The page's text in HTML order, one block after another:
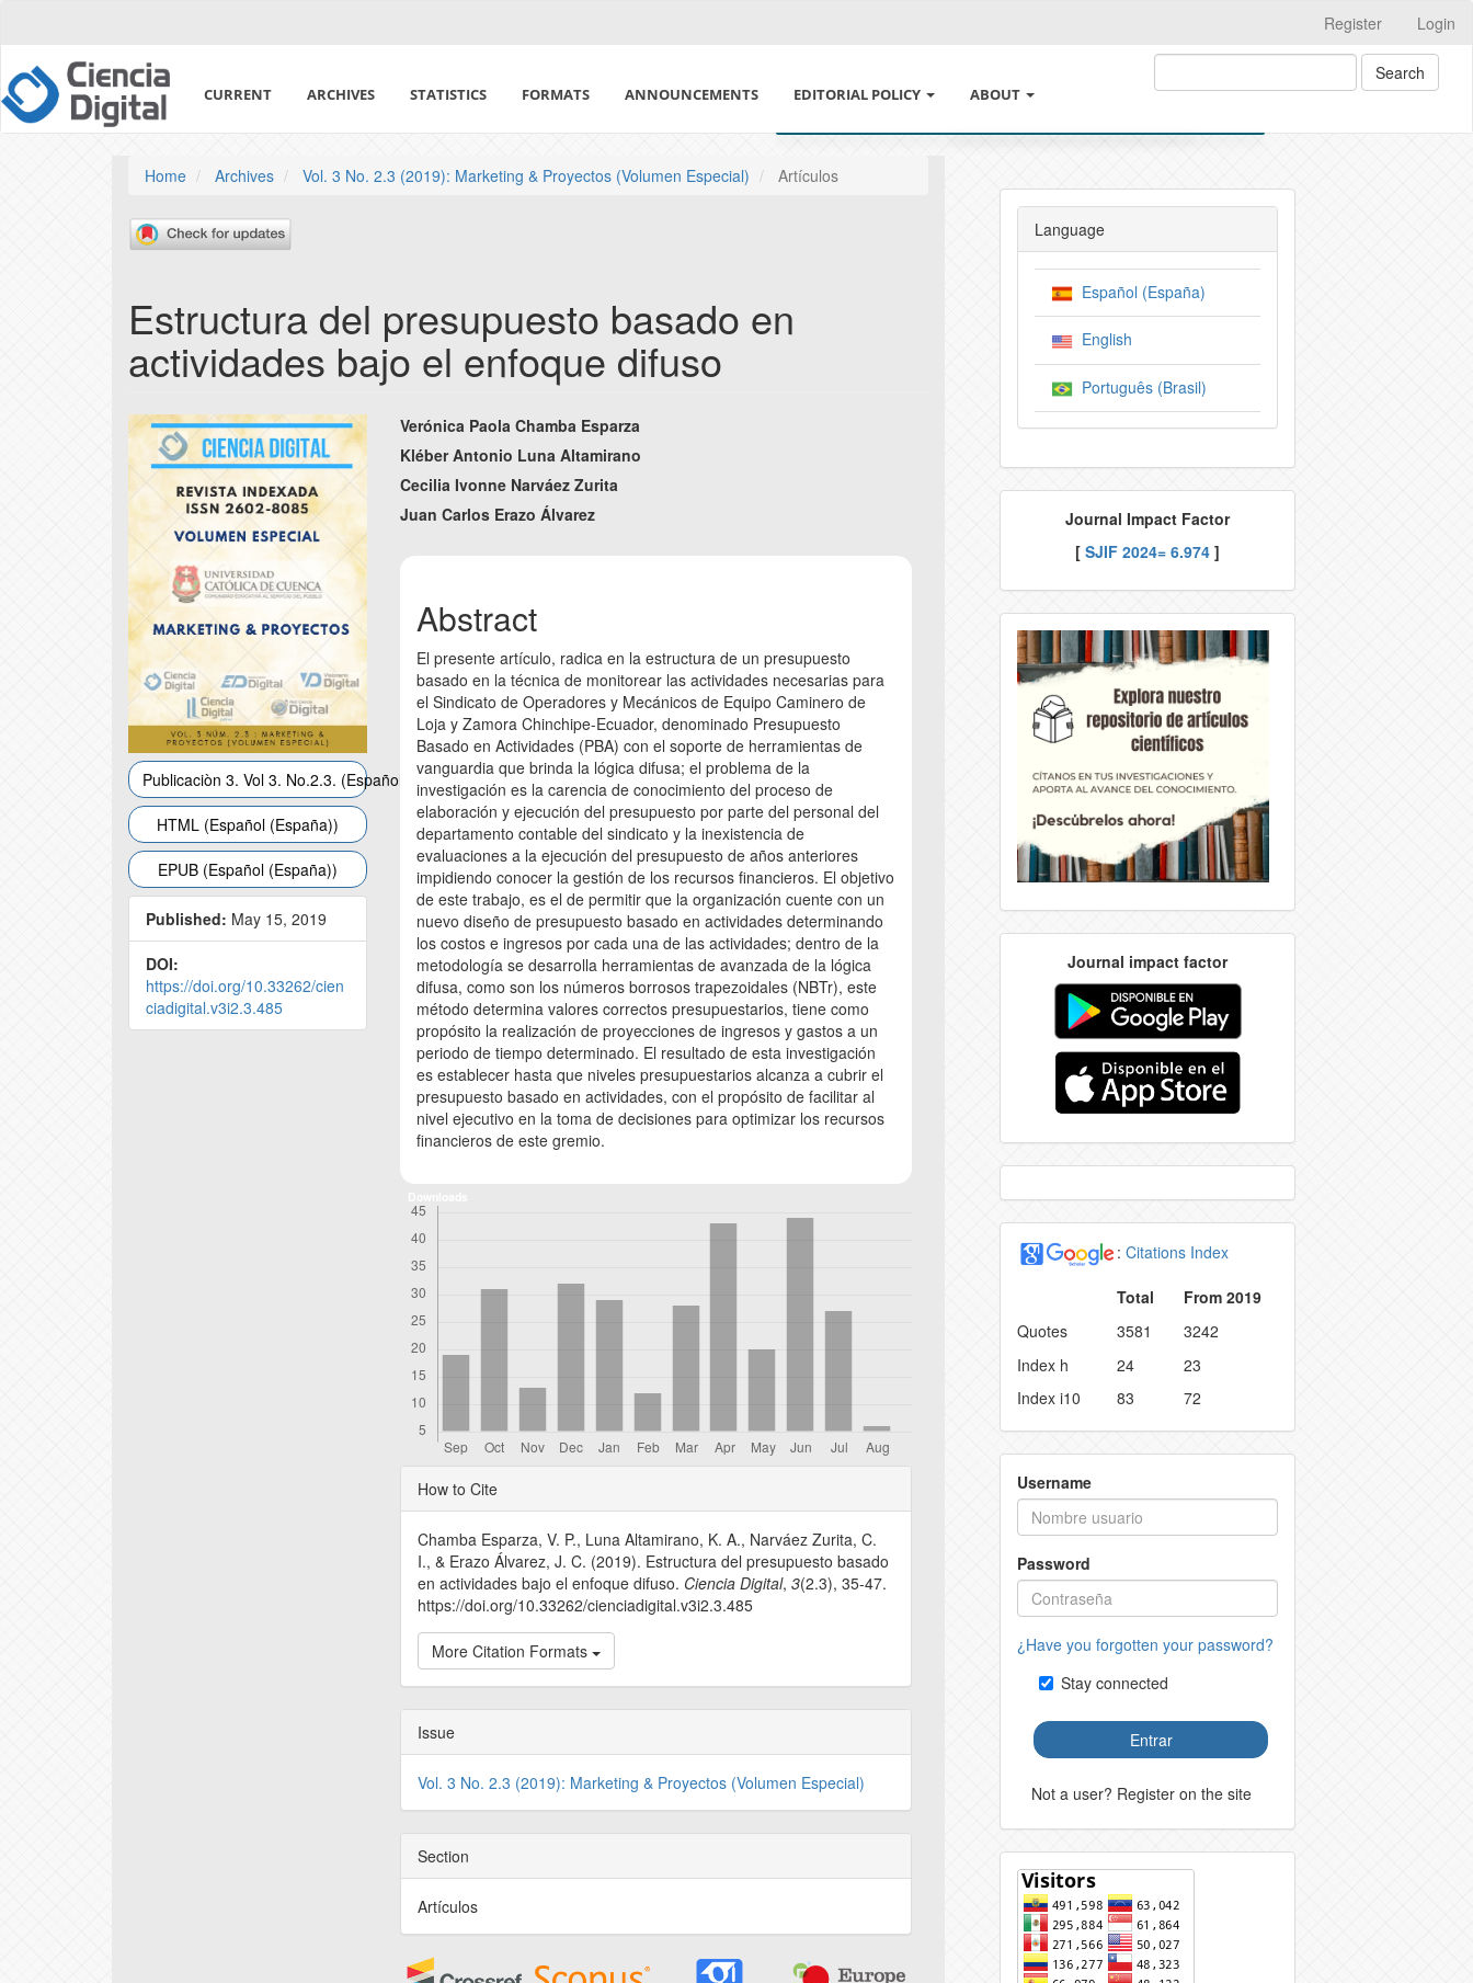
page
content
Main
Register Login
CURRENT ARCHIVES STATISTICS FORMATS ANNOUNCEMENTS EDITORIAL POLICY
DECLARATION OF ETHICS AND GOOD PRACTICES
CONFLICT OF INTEREST AND CHANGES IN AUTHORSHIP
MAGAZINE SECTION AND ARCHIVE POLICIES
AUTHORSHIP POLICY AND AUTHOR CHARGES
COPYRIGHT AND REPRODUCTION RIGHTS
ANTI-PLAGIARISM POLICY
ABOUT
CROSSMARK
LEGAL INFORMATION
SUBMISSIONS
EDITORIAL AND PRODUCTION PROCESS
INSTRUCTIONS FOR AUTHORS
EDITORIAL TEAM
REJECTION RATE
CONTACT
Search
Home Archives Vol. 3 No. 2.3 (2019): Marketing & Proyectos (Volumen Especial) Artículos
Estructura del presupuesto basado en
actividades bajo el enfoque difuso
Article
Sidebar
Publicaciòn 3. Vol 3. No.2.3. (Español (España))
HTML (Español (España))
EPUB (Español (España))
Published: May 15, 2019
DOI:
https://doi.org/10.33262/cien
ciadigital.v3i2.3.485
Main
Article
Content
Verónica Paola Chamba Esparza
Kléber Antonio Luna Altamirano
Cecilia Ivonne Narváez Zurita
Juan Carlos Erazo Álvarez
Abstract
El presente artículo, radica en la estructura de un presupuesto
basado en la técnica de monitorear las actividades necesarias para
el Sindicato de Operadores y Mecánicos de Equipo Caminero de
Loja y Zamora Chinchipe-Ecuador, denominado Presupuesto
Basado en Actividades (PBA) con el soporte de herramientas de
vanguardia que brinda la lógica difusa; el problema de la
investigación es la carencia de conocimiento del proceso de
elaboración y ejecución del presupuesto por parte del personal del
departamento contable del sindicato y la inexistencia de
evaluaciones a la ejecución del presupuesto de años anteriores
impidiendo conocer la gestión de los recursos financieros. El objetivo
de este trabajo, es el de permitir que la organización cuente con un
nuevo diseño de presupuesto basado en actividades determinando
los costos e ingresos por cada una de las actividades; dentro de la
metodología se desarrolla herramientas de avanzada de la lógica
difusa, como son los números borrosos trapezoidales (NBTr), este
método determina valores correctos presupuestarios, tiene como
propósito la realización de proyecciones de ingresos y gastos a un
periodo de tiempo determinado. El resultado de esta investigación
es establecer hasta que niveles presupuestarios alcanza a cubrir el
presupuesto basado en actividades, con el propósito de facilitar al
nivel ejecutivo en la toma de decisiones para optimizar los recursos
financieros de este gremio.
Article
Details
How to Cite
Chamba Esparza, V. P., Luna Altamirano, K. A., Narváez Zurita, C.
I., & Erazo Álvarez, J. C. (2019). Estructura del presupuesto basado
en actividades bajo el enfoque difuso. Ciencia Digital,3(2.3), 35-47.
https://doi.org/10.33262/cienciadigital.v3i2.3.485
More Citation Formats
Issue
Vol. 3 No. 2.3 (2019): Marketing & Proyectos (Volumen Especial)
Section
Artículos
Language
Español (España)
English
Português (Brasil)
Journal Impact Factor
[ SJIF 2024= 6.974 ]
Journal impact factor
: Citations Index
Total
From 2019
Quotes
3581
3242
Index h
24
23
Index i10
83 72
Username
Password
¿Have you forgotten your password?
Stay connected
Entrar
Not a user? Register on the site